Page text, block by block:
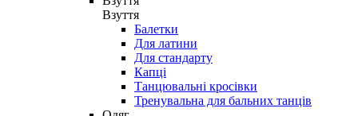
Взуття
Балетки
Для латини
Для стандарту
Капці
Танцювальні кросівки
Тренувальна для бальних танців